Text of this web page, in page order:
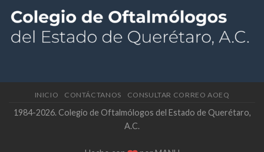
INICIO CONTÁCTANOS CONSULTAR CORREO AOEQ
1984-2026. Colegio de Oftalmólogos del Estado de Querétaro,
A.C.